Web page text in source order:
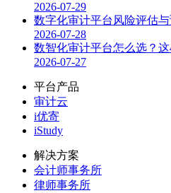
2026-07-29
数字化审计平台风险评估
2026-07-28
数智化审计平台怎么选？
2026-07-27
平台产品
审计云
i优寄
iStudy
解决方案
会计师事务所
律师事务所